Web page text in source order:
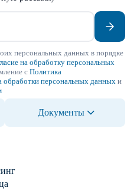
персональных данных в порядке
на обработку персональных
с Политика
обработки персональных данных и
Документы